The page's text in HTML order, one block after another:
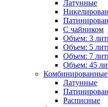
Латунные
С чайником
Объем: 3
Объем: 5
Объем: 7
Объем: 45
Комбинированные
Латунные
Расписные